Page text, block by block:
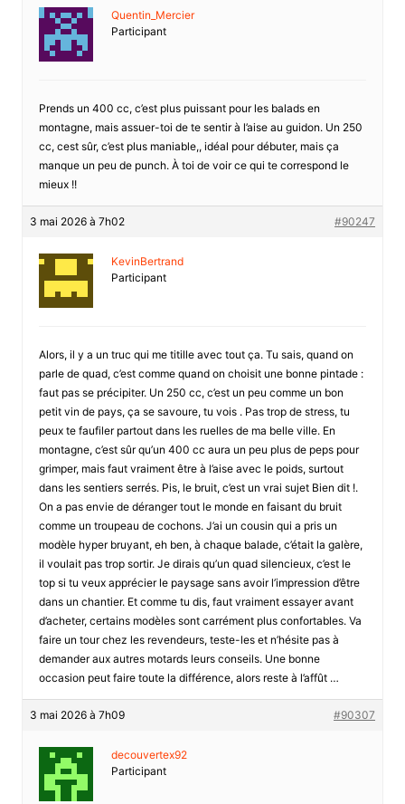
Quentin_Mercier
Participant
Prends un 400 cc, c’est plus puissant pour les balads en
montagne, mais assuer-toi de te sentir à l’aise au guidon. Un 250
cc, cest sûr, c’est plus maniable,, idéal pour débuter, mais ça
manque un peu de punch. À toi de voir ce qui te correspond le
mieux !!
3 mai 2026 à 7h02 #90247
KevinBertrand
Participant
Alors, il y a un truc qui me titille avec tout ça. Tu sais, quand on
parle de quad, c’est comme quand on choisit une bonne pintade :
faut pas se précipiter. Un 250 cc, c’est un peu comme un bon
petit vin de pays, ça se savoure, tu vois . Pas trop de stress, tu
peux te faufiler partout dans les ruelles de ma belle ville. En
montagne, c’est sûr qu’un 400 cc aura un peu plus de peps pour
grimper, mais faut vraiment être à l’aise avec le poids, surtout
dans les sentiers serrés. Pis, le bruit, c’est un vrai sujet Bien dit !.
On a pas envie de déranger tout le monde en faisant du bruit
comme un troupeau de cochons. J’ai un cousin qui a pris un
modèle hyper bruyant, eh ben, à chaque balade, c’était la galère,
il voulait pas trop sortir. Je dirais qu’un quad silencieux, c’est le
top si tu veux apprécier le paysage sans avoir l’impression d’être
dans un chantier. Et comme tu dis, faut vraiment essayer avant
d’acheter, certains modèles sont carrément plus confortables. Va
faire un tour chez les revendeurs, teste-les et n’hésite pas à
demander aux autres motards leurs conseils. Une bonne
occasion peut faire toute la différence, alors reste à l’affût …
3 mai 2026 à 7h09 #90307
decouvertex92
Participant